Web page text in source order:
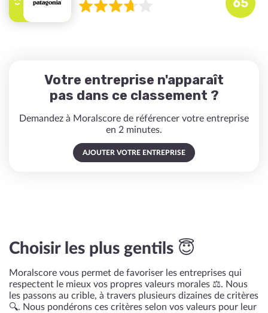
65
Votre entreprise n'apparaît
pas dans ce classement ?
Demandez à Moralscore de référencer votre entreprise
en 2 minutes.
AJOUTER VOTRE ENTREPRISE
Choisir les plus gentils 😇
Moralscore vous permet de favoriser les entreprises qui
respectent le mieux vos propres valeurs morales ⚖️. Nous
les passons au crible, à travers plusieurs dizaines de critères
🔍. Nous pondérons ces critères selon vos valeurs pour leur